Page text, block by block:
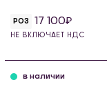
РОЗ 17 100
НЕ ВКЛЮЧАЕТ НДС
в наличии